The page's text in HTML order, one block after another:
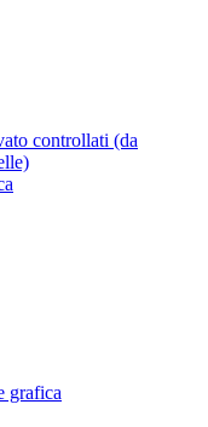
controllati (da
grafica